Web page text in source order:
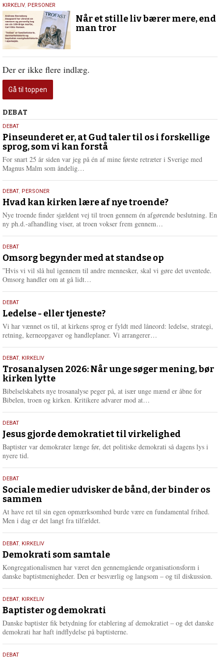
30.
juni
2026
KIRKELIV, PERSONER
Når et stille liv bærer mere, end
man tror
Der er ikke flere indlæg.
Gå til toppen
Debat
DEBAT
5.
august
2026
DEBAT
Pinseunderet er, at Gud taler til os i forskellige
sprog, som vi kan forstå
For snart 25 år siden var jeg på én af mine første retræter i Sverige med
Magnus Malm som åndelig…
e
r
e
25.
juli
2026
DEBAT, PERSONER
Hvad kan kirken lære af nye troende?
Nye troende finder sjældent vej til troen gennem én afgørende beslutning. En
ny ph.d.-afhandling viser, at troen vokser frem gennem…
e
r
e
9.
juli
2026
DEBAT
Omsorg begynder med at standse op
”Hvis vi vil slå hul igennem til andre mennesker, skal vi gøre det uventede.
Omsorg handler om at gå lidt…
e
r
e
10.
juni
2026
DEBAT
Ledelse - eller tjeneste?
Vi har vænnet os til, at kirkens sprog er fyldt med låneord: ledelse, strategi,
retning, kerneopgaver og handleplaner. Vi arrangerer…
e
2.
juni
2026
DEBAT, KIRKELIV
Trosanalysen 2026: Når unge søger mening, bør
kirken lytte
Bibelselskabets nye trosanalyse peger på, at især unge mænd er åbne for
Bibelen, troen og kirken. Kritikere advarer mod at…
e
r
18.
maj
2026
DEBAT
Jesus gjorde demokratiet til virkelighed
Baptister var demokrater længe før, det politiske demokrati så dagens lys i
nyere tid.
18.
maj
2026
DEBAT
Sociale medier udvisker de bånd, der binder os
sammen
At have ret til sin egen opmærksomhed burde være en fundamental frihed.
Men i dag er det langt fra tilfældet.
18.
maj
2026
DEBAT, KIRKELIV
Demokrati som samtale
Kongregationalismen har været den gennemgående organisationsform i
danske baptistmenigheder. Den er besværlig og langsom – og til diskussion.
18.
maj
2026
DEBAT, KIRKELIV
Baptister og demokrati
Danske baptister fik betydning for etablering af demokratiet – og det danske
demokrati har haft indflydelse på baptisterne.
18.
DEBAT